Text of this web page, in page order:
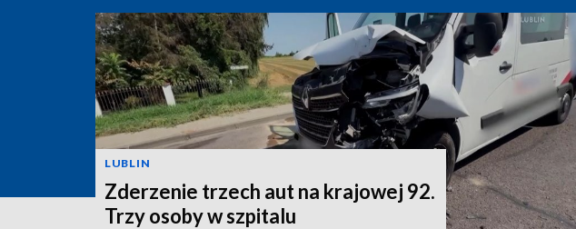
LUBLIN
Zderzenie trzech aut na krajowej 92.
Trzy osoby w szpitalu